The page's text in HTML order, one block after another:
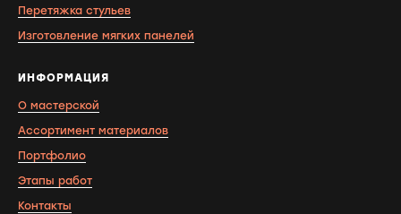
Перетяжка стульев
Изготовление мягких панелей
ИНФОРМАЦИЯ
О мастерской
Ассортимент материалов
Портфолио
Этапы работ
Контакты